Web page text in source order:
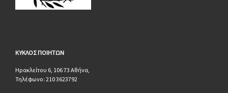
ΚΥΚΛΟΣ ΠΟΙΗΤΩΝ
Ηρακλείτου 6, 106 73 Αθήνα,
Τηλέφωνο: 210 3623792